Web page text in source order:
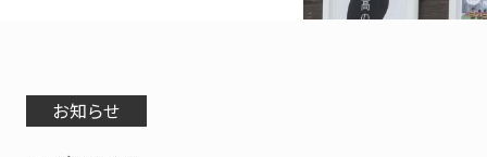
お知らせ